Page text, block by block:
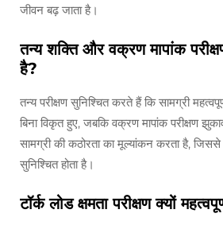
जीवन बढ़ जाता है।
तन्य शक्ति और वक्रण मापांक
है?
तन्य परीक्षण सुनिश्चित करते हैं कि सामग्री
बिना विकृत हुए, जबकि वक्रण मापांक परीक्षण
सामग्री की कठोरता का मूल्यांकन करता है,
सुनिश्चित होता है।
टॉर्क लोड क्षमता परीक्षण क्यों